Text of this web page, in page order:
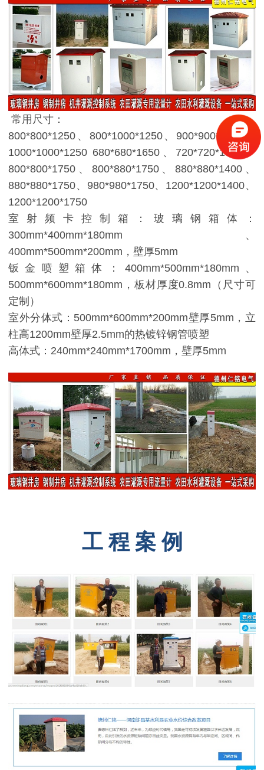
常用尺寸：
800*800*1250、800*1000*1250、900*900*1250、
1000*1000*1250 680*680*1650、720*720*1550、
800*800*1750、800*880*1750、880*880*1400、
880*880*1750、980*980*1750、1200*1200*1400、
1200*1200*1750
室射频卡控制箱：玻璃钢箱体：
300mm*400mm*180mm、
400mm*500mm*200mm，壁厚5mm
钣金喷塑箱体：400mm*500mm*180mm、
500mm*600mm*180mm，板材厚度0.8mm（尺寸可
定制）
室外分体式：500mm*600mm*200mm壁厚5mm，立
柱高1200mm壁厚2.5mm的热镀锌钢管喷塑
高体式：240mm*240mm*1700mm，壁厚5mm
工 程 案 例